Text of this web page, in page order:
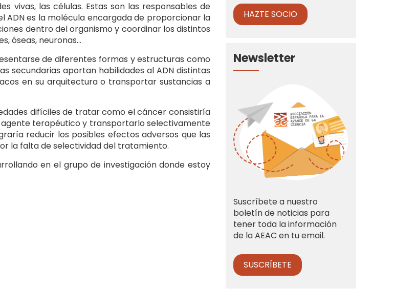
vivas, las células. Estas son las responsables de
ADN es la molécula encargada de proporcionar la
dentro del organismo y coordinar los distintos
óseas, neuronas…
de diferentes formas y estructuras como
secundarias aportan habilidades al ADN distintas
en su arquitectura o transportar sustancias a
difíciles de tratar como el cáncer consistiría
terapéutico y transportarlo selectivamente
reducir los posibles efectos adversos que las
la falta de selectividad del tratamiento.
en el grupo de investigación donde estoy
HAZTE SOCIO
Newsletter
Suscríbete a nuestro
boletín de noticias para
tener toda la información
de la AEAC en tu email.
SUSCRÍBETE